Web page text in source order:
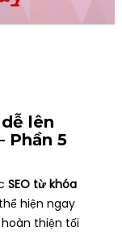
lên
Phần 5
SEO từ khóa
hiện ngay
thiện tối